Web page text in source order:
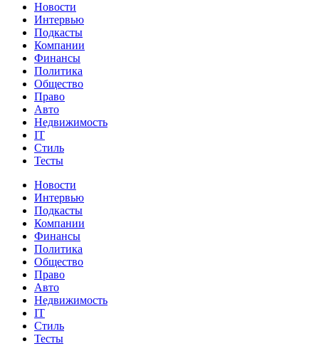
Новости
Интервью
Подкасты
Компании
Финансы
Политика
Общество
Право
Авто
Недвижимость
IT
Стиль
Тесты
Новости
Интервью
Подкасты
Компании
Финансы
Политика
Общество
Право
Авто
Недвижимость
IT
Стиль
Тесты